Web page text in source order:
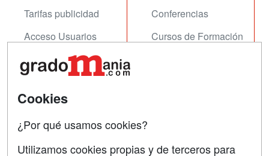
Tarifas publicidad
Acceso Usuarios
Acceso Centros
Conferencias
Cursos de Formación
Contactar
Cookies
¿Por qué usamos cookies?
Utilizamos cookies propias y de terceros para